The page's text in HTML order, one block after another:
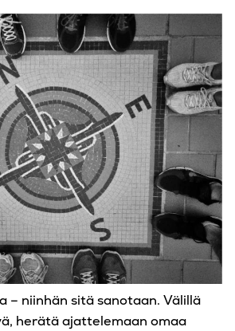
– niinhän sitä sanotaan. Välillä
herätä ajattelemaan omaa